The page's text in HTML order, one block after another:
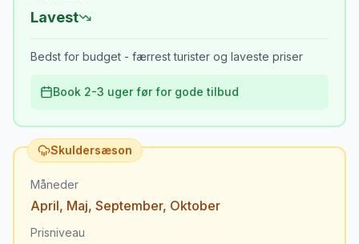
Lavest
Bedst for budget - færrest turister og laveste priser
Book 2-3 uger før for gode tilbud
Skuldersæson
Måneder
April, Maj, September, Oktober
Prisniveau